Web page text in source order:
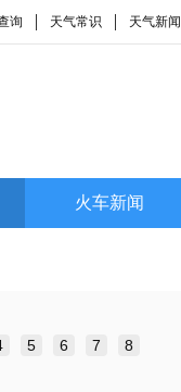
询 天气常识 天气新闻
火车新闻
5 6 7 8